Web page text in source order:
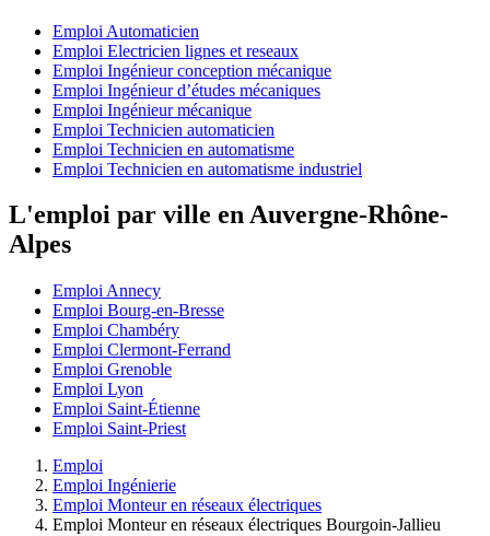
Emploi Automaticien
Emploi Electricien lignes et reseaux
Emploi Ingénieur conception mécanique
Emploi Ingénieur d’études mécaniques
Emploi Ingénieur mécanique
Emploi Technicien automaticien
Emploi Technicien en automatisme
Emploi Technicien en automatisme industriel
L'emploi par ville en Auvergne-Rhône-
Alpes
Emploi Annecy
Emploi Bourg-en-Bresse
Emploi Chambéry
Emploi Clermont-Ferrand
Emploi Grenoble
Emploi Lyon
Emploi Saint-Étienne
Emploi Saint-Priest
Emploi
Emploi Ingénierie
Emploi Monteur en réseaux électriques
Emploi Monteur en réseaux électriques Bourgoin-Jallieu